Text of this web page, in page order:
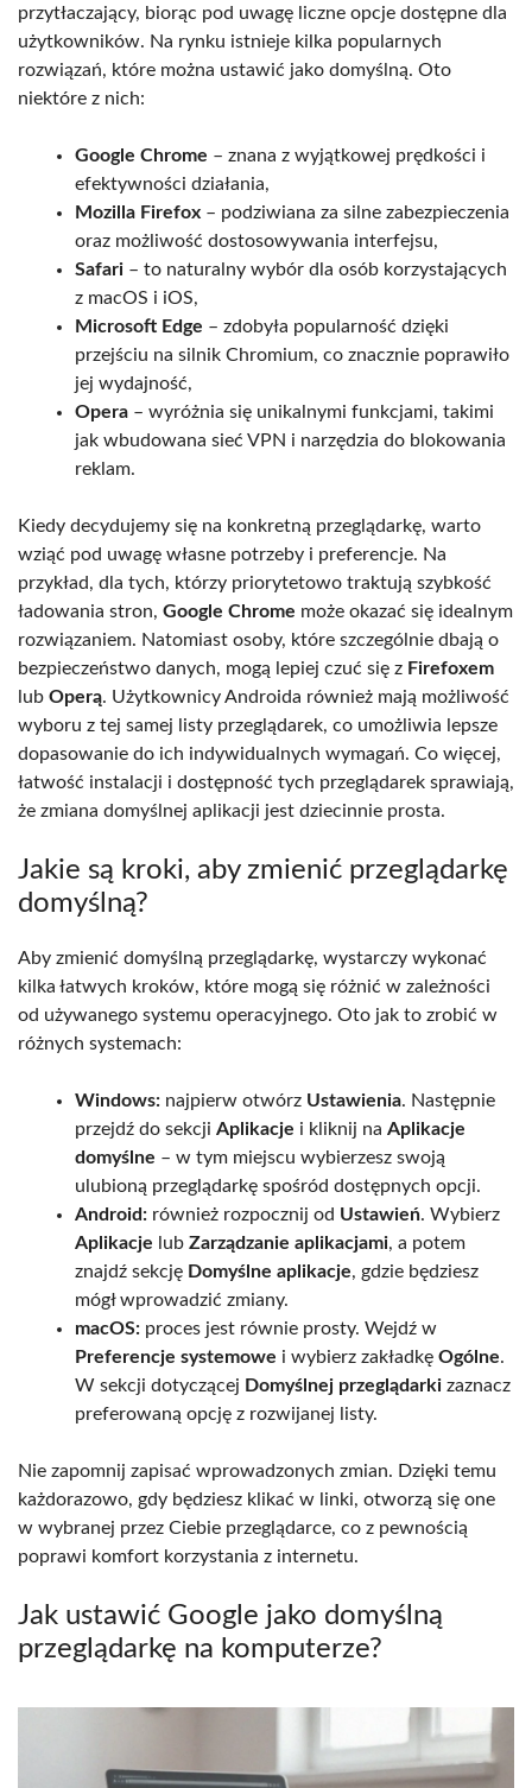
przytłaczający, biorąc pod uwagę liczne opcje dostępne dla
użytkowników. Na rynku istnieje kilka popularnych
rozwiązań, które można ustawić jako domyślną. Oto
niektóre z nich:
Google Chrome – znana z wyjątkowej prędkości i
efektywności działania,
Mozilla Firefox – podziwiana za silne zabezpieczenia
oraz możliwość dostosowywania interfejsu,
Safari – to naturalny wybór dla osób korzystających
z macOS i iOS,
Microsoft Edge – zdobyła popularność dzięki
przejściu na silnik Chromium, co znacznie poprawiło
jej wydajność,
Opera – wyróżnia się unikalnymi funkcjami, takimi
jak wbudowana sieć VPN i narzędzia do blokowania
reklam.
Kiedy decydujemy się na konkretną przeglądarkę, warto
wziąć pod uwagę własne potrzeby i preferencje. Na
przykład, dla tych, którzy priorytetowo traktują szybkość
ładowania stron, Google Chrome może okazać się idealnym
rozwiązaniem. Natomiast osoby, które szczególnie dbają o
bezpieczeństwo danych, mogą lepiej czuć się z Firefoxem
lub Operą. Użytkownicy Androida również mają możliwość
wyboru z tej samej listy przeglądarek, co umożliwia lepsze
dopasowanie do ich indywidualnych wymagań. Co więcej,
łatwość instalacji i dostępność tych przeglądarek sprawiają,
że zmiana domyślnej aplikacji jest dziecinnie prosta.
Jakie są kroki, aby zmienić przeglądarkę
domyślną?
Aby zmienić domyślną przeglądarkę, wystarczy wykonać
kilka łatwych kroków, które mogą się różnić w zależności
od używanego systemu operacyjnego. Oto jak to zrobić w
różnych systemach:
Windows: najpierw otwórz Ustawienia. Następnie
przejdź do sekcji Aplikacje i kliknij na Aplikacje
domyślne – w tym miejscu wybierzesz swoją
ulubioną przeglądarkę spośród dostępnych opcji.
Android: również rozpocznij od Ustawień. Wybierz
Aplikacje lub Zarządzanie aplikacjami, a potem
znajdź sekcję Domyślne aplikacje, gdzie będziesz
mógł wprowadzić zmiany.
macOS: proces jest równie prosty. Wejdź w
Preferencje systemowe i wybierz zakładkę Ogólne.
W sekcji dotyczącej Domyślnej przeglądarki zaznacz
preferowaną opcję z rozwijanej listy.
Nie zapomnij zapisać wprowadzonych zmian. Dzięki temu
każdorazowo, gdy będziesz klikać w linki, otworzą się one
w wybranej przez Ciebie przeglądarce, co z pewnością
poprawi komfort korzystania z internetu.
Jak ustawić Google jako domyślną
przeglądarkę na komputerze?